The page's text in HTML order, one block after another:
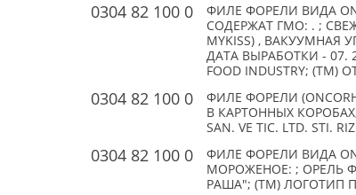
0304 82 100 0
ФИЛЕ ФОРЕЛИ ВИДА
СОДЕРЖАТ ГМО: . ;
MYKISS) , ВАКУУМНАЯ
ДАТА ВЫРАБОТКИ - 07.
FOOD INDUSTRY; (TM)
0304 82 100 0
ФИЛЕ ФОРЕЛИ
В КАРТОННЫХ КОРОБАХ;
SAN. VE TIC. LTD. STI.
0304 82 100 0
ФИЛЕ ФОРЕЛИ ВИДА
МОРОЖЕНОЕ: ; ОРЕЛЬ
РАША"; (TM) ЛОГОТИП